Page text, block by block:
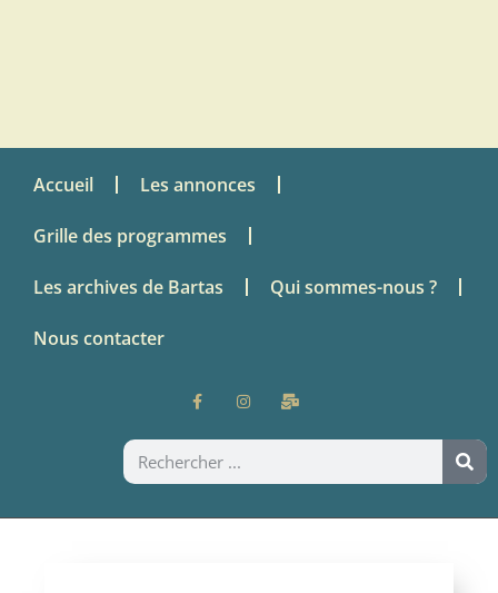
Accueil Les annonces
Grille des programmes
Les archives de Bartas Qui sommes-nous ?
Nous contacter